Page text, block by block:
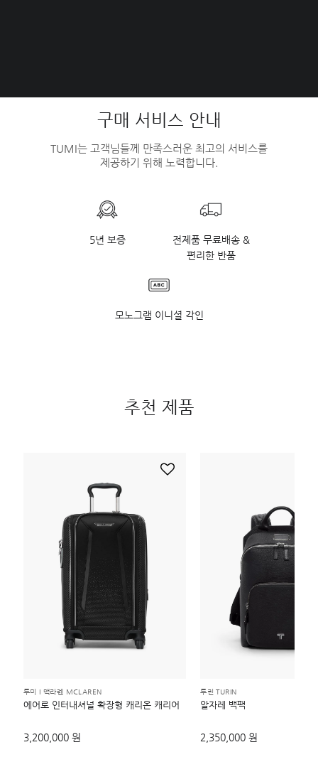
구매 서비스 안내
TUMI는 고객님들께 만족스러운 최고의 서비스를
제공하기 위해 노력합니다.
5년 보증
전제품 무료배송 &
편리한 반품
모노그램 이니셜 각인
추천 제품
투미 I 맥라렌 MCLAREN
에어로 인터내셔널 확장형 캐리온 캐리어
3,200,000 원
투린 TURIN
알자레 백팩
2,350,000 원